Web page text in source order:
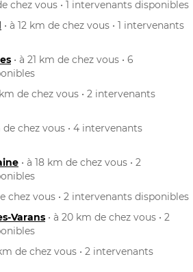
chez vous • 1 intervenants disponibles
• à 12 km de chez vous • 1 intervenants
• à 21 km de chez vous • 6
km de chez vous • 2 intervenants
de chez vous • 4 intervenants
• à 18 km de chez vous • 2
chez vous • 2 intervenants disponibles
Varans • à 20 km de chez vous • 2
km de chez vous • 2 intervenants